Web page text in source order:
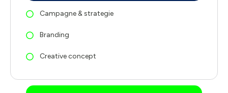
Campagne & strategie
Branding
Creative concept